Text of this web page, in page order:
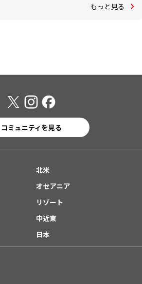
もっと見る
コミュニティを見る
北米
オセアニア
リゾート
中近東
日本